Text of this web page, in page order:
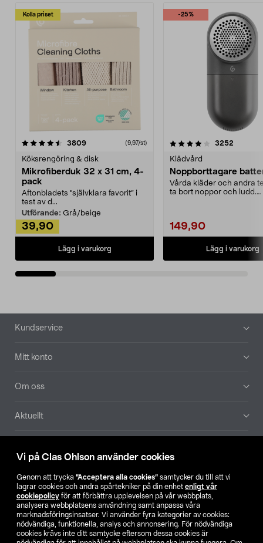
Vi på Clas Ohlson använder cookies
Genom att trycka ”Acceptera alla cookies” samtycker du till att vi
lagrar cookies och andra spårtekniker på din enhet enligt vår
cookiepolicy för att förbättra upplevelsen på vår webbplats,
analysera webbplatsens användning samt anpassa våra
marknadsföringsinsatser. Vi använder fyra kategorier av cookies:
nödvändiga, funktionella, analys och annonsering. För nödvändiga
cookies krävs inte ditt samtycke eftersom dessa cookies är
Kolla priset
3809recensioner (9,97/st)
Köksrengöring & disk
Mikrofiberduk 32 x 31 cm, 4-
pack
Aftonbladets "självklara favorit” i
test av d...
Utförande: Grå/beige
39,90
Lägg i varukorg
-25%
4.0av 5 stjärnor 3252
Klädvård
Noppborttagare
Vårda kläder och andra
ta bort noppor och ludd.
149,90
Lägg i varukorg
4.5av 5 stjärnor
Sidfot
Kundservice
Mitt konto
Om oss
Aktuellt
Hitta butik
SE NO FI